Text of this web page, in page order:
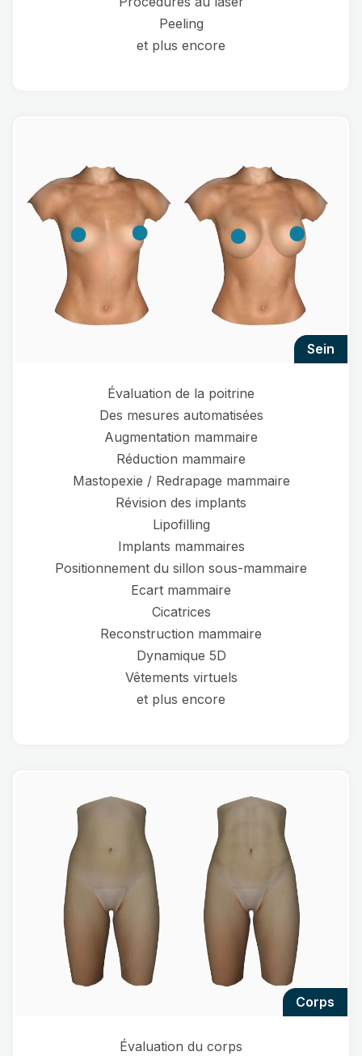
Peeling
et plus encore
sein
Évaluation de la poitrine
Des mesures automatisées
Augmentation mammaire
Réduction mammaire
Mastopexie / Redrapage mammaire
Révision des implants
Lipofilling
Implants mammaires
Positionnement du sillon sous-mammaire
Ecart mammaire
Cicatrices
Reconstruction mammaire
Dynamique 5D
Vêtements virtuels
et plus encore
corps
Évaluation du corps